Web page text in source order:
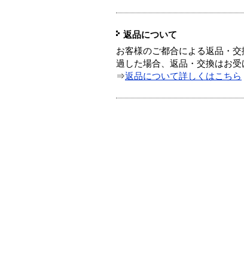
返品について
お客様のご都合による返品・
過した場合、返品・交換はお受
⇒返品について詳しくはこちら